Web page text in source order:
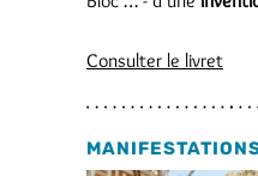
Consulter le livret